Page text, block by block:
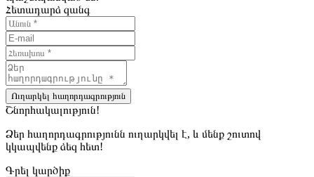
Հետադարձ զանգ
Ուղարկել հաղորդագրություն
Շնորհակալություն!
Ձեր հաղորդագրությունն ուղարկվել է, և մենք շուտով
կկապվենք ձեզ հետ!
Գրել կարծիք